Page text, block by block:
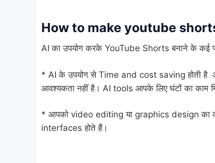
How to make youtube
AI का उपयोग करके YouTube Shorts बनाने के कई
* AI के उपयोग से Time and cost saving होती है
आवश्यकता नहीं है। AI tools आपके लिए घंटों का काम
* आपको video editing या graphics design का
interfaces होते हैं।